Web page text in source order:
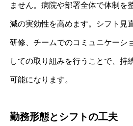
ません。病院や部署全体で体制を
減の実効性を高めます。シフト見
研修、チームでのコミュニケーシ
しての取り組みを行うことで、持
可能になります。
勤務形態とシフトの工夫